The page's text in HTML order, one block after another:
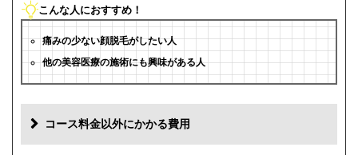
こんな人におすすめ！
痛みの少ない顔脱毛がしたい人
他の美容医療の施術にも興味がある人
コース料金以外にかかる費用